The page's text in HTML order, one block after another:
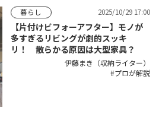
暮らし 2025/10/29 17:00
【片付けビフォーアフター】モノが
多すぎるリビングが劇的スッキ
リ！ 散らかる原因は大型家具？
伊藤まき（収納ライター）
プロが解説